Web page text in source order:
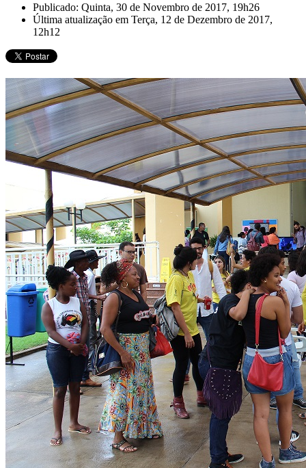
Publicado: Quinta, 30 de Novembro de 2017, 19h26
Última atualização em Terça, 12 de Dezembro de 2017,
12h12